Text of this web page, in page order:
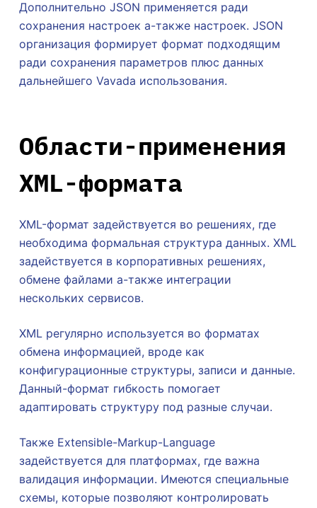
Дополнительно JSON применяется ради
сохранения настроек а-также настроек. JSON
организация формирует формат подходящим
ради сохранения параметров плюс данных
дальнейшего Vavada использования.
Области-применения
XML-формата
XML-формат задействуется во решениях, где
необходима формальная структура данных. XML
задействуется в корпоративных решениях,
обмене файлами а-также интеграции
нескольких сервисов.
XML регулярно используется во форматах
обмена информацией, вроде как
конфигурационные структуры, записи и данные.
Данный-формат гибкость помогает
адаптировать структуру под разные случаи.
Также Extensible-Markup-Language
задействуется для платформах, где важна
валидация информации. Имеются специальные
схемы, которые позволяют контролировать